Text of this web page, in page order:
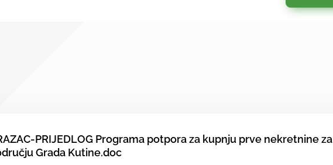
PRIJEDLOG Programa potpora za kupnju prve nekretnine za
Grada Kutine.doc